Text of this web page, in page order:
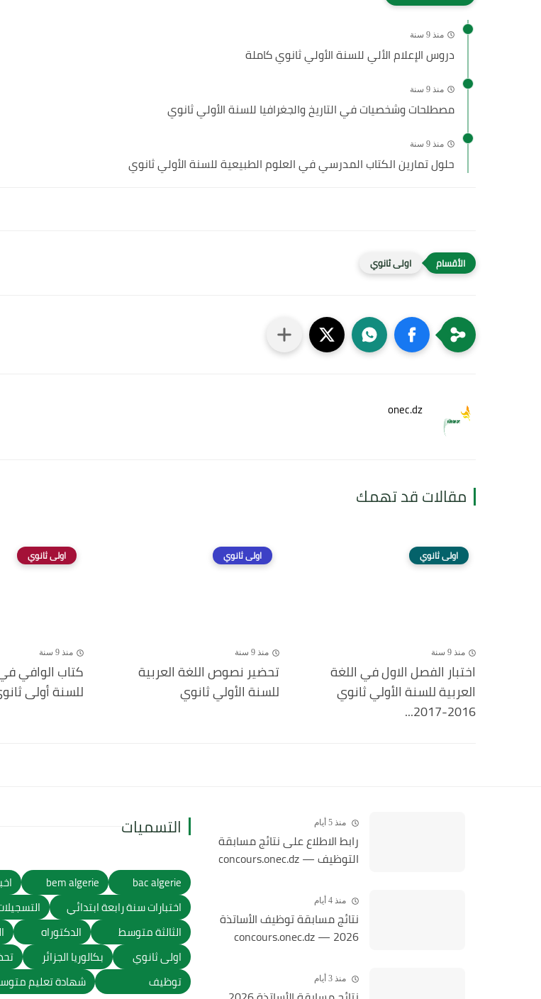
منذ 9 سنة
دروس الإعلام الألي للسنة الأولي ثانوي كاملة
منذ 9 سنة
مصطلحات وشخصيات في التاريخ والجغرافيا للسنة الأولي ثانوي
منذ 9 سنة
حلول تمارين الكتاب المدرسي في العلوم الطبيعية للسنة الأولي ثانوي
اولى ثانوي
onec.dz
مقالات قد تهمك
اولى ثانوي
منذ 9 سنة
اختبار الفصل الاول في اللغة
العربية للسنة الأولي ثانوي
2016-2017...
اولى ثانوي
منذ 9 سنة
تحضير نصوص اللغة العربية
للسنة الأولي ثانوي
اولى ثانوي
منذ 9 سنة
كتاب الوافي
للسنة أولى
منذ 5 أيام
رابط الاطلاع على نتائج مسابقة
التوظيف — concours.onec.dz
منذ 4 أيام
نتائج مسابقة توظيف الأساتذة
2026 — concours.onec.dz
منذ 3 أيام
التسميات
bac algerie
bem algerie
اختبارات سنة رابعة ابتدائي
الثالثة متوسط
الدكتوراه
اولى ثانوي
بكالوريا الجزائر
توظيف
شهادة تعليم